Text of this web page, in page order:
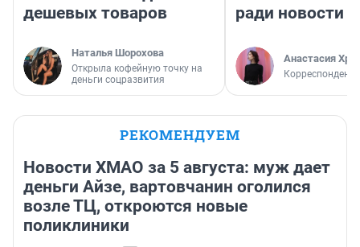
дешевых товаров
Наталья Шорохова
Открыла кофейную точку на
деньги соцразвития
ради новости
Анастасия
Корреспондент
РЕКОМЕНДУЕМ
Новости ХМАО за 5 августа: муж дает
деньги Айзе, вартовчанин оголился
возле ТЦ, откроются новые
поликлиники